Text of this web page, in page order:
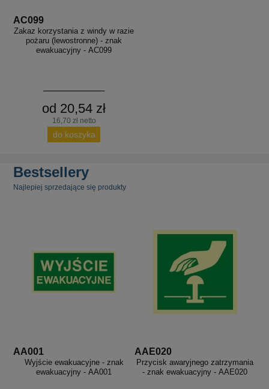
AC099
Zakaz korzystania z windy w razie
pożaru (lewostronne) - znak
ewakuacyjny - AC099
od 20,54 zł
16,70 zł netto
do koszyka
Bestsellery
Najlepiej sprzedające się produkty
AA001
Wyjście ewakuacyjne - znak
ewakuacyjny - AA001
AAE020
Przycisk awaryjnego zatrzymania
- znak ewakuacyjny - AAE020